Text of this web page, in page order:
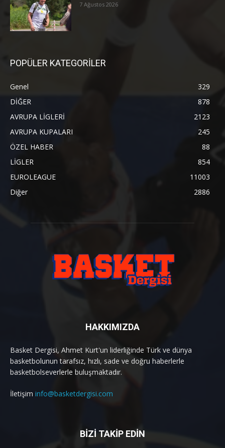
7 Ağustos 2026
POPÜLER KATEGORİLER
Genel
329
DİĞER
878
AVRUPA LİGLERİ
2123
AVRUPA KUPALARI
245
ÖZEL HABER
88
LİGLER
854
EUROLEAGUE
11003
Diğer
2886
HAKKIMIZDA
Basket Dergisi, Ahmet Kurt'un liderliğinde Türk ve dünya
basketbolunun tarafsız, hızlı, sade ve doğru haberlerle
basketbolseverlerle buluşmaktadır.
İletişim info@basketdergisi.com
BİZİ TAKİP EDİN